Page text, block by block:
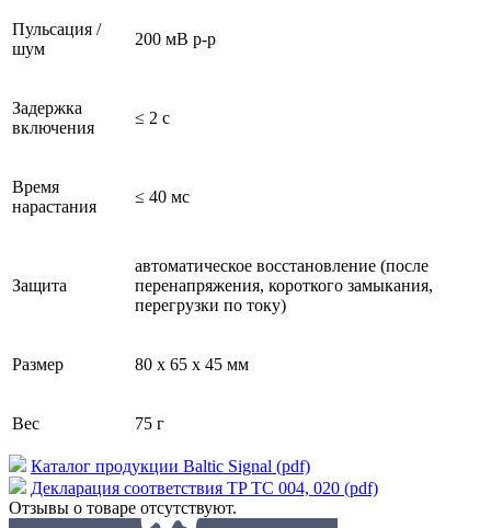
Пульсация /
шум
200 мВ p-p
Задержка
включения
≤ 2 с
Время
нарастания
≤ 40 мс
Защита
автоматическое восстановление (после
перенапряжения, короткого замыкания,
перегрузки по току)
Размер 80 x 65 x 45 мм
Вес 75 г
Каталог продукции Baltic Signal (pdf)
Декларация соответствия TP TC 004, 020 (pdf)
Отзывы о товаре отсутствуют.